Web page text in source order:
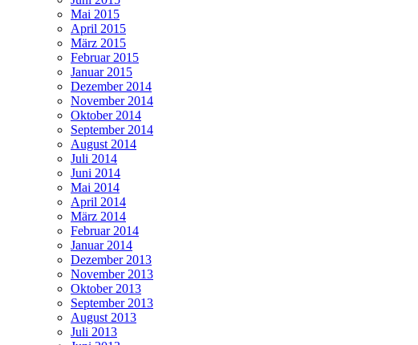
Mai 2015
April 2015
März 2015
Februar 2015
Januar 2015
Dezember 2014
November 2014
Oktober 2014
September 2014
August 2014
Juli 2014
Juni 2014
Mai 2014
April 2014
März 2014
Februar 2014
Januar 2014
Dezember 2013
November 2013
Oktober 2013
September 2013
August 2013
Juli 2013